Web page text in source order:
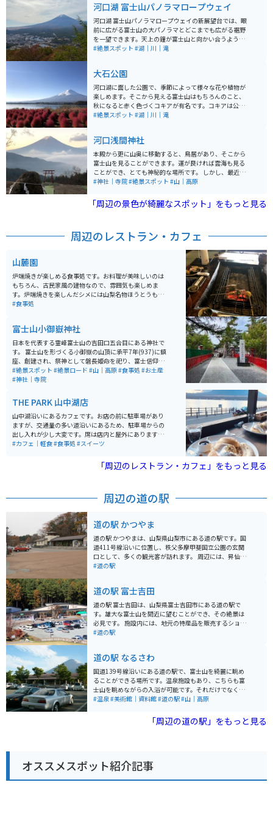
河口湖 富士山パノラマロープウェイ
河口湖 富士山パノラマロープウェイの新展望台では、眼
前に広がる富士山の大パノラマとどこまでも広がる裾野
を一望できます。天上の鐘が富士山と向かい合うように
設置されており、富士山のパワーを全身に感じながら鐘
#絶景スポット #湖｜川｜滝
大石公園
河口湖に面した公園で、季節によって様々な花や植物が
楽しめます。そこから見える富士山はもちろんのこと、
秋になると赤く色づくコキアが有名です。コキアは公園
入り口付近でも楽しめますが、おすすめスポットは入り
#絶景スポット #湖｜川｜滝
河口浅間神社
本殿から更に山奥に移動すると、鳥居があり、そこから
富士山を見ることができます。運が良ければ雲海も見る
ことができ、とても神秘的な場所です。 しかし、最近で
は人気の写真スポットになってしまったため、一眼レフ
ればならず、また撮影できる時間も決まっています。
#神社｜寺院#絶景スポット #山｜高原
「周辺の景色が綺麗なスポット」をもっと見る
周辺のレストラン・カフェ
山麓園
炉端焼きが楽しめる食事処です。お料理が美味しいのは
もちろん、古民家風の建物なので、雰囲気も楽しめま
す。炉端焼きを楽しんだシメには山梨名物ほうとうも提
供してくださるので、山梨グルメを存分に楽しむことが
#食事処
富士山小御嶽神社
日本を代表する霊峰富士山の吉田口五合目にある神社で
す。 富士山を形づくる小御嶽の山頂に承平7年(937)に鎮
座、創建され、祭神として磐長姫命を祀り、富士信仰の
中心の大神として崇敬を集めてます。 景色はもちろん、
ドライブやツーリングの安全祈願にいかがでしょうか。
#絶景スポット #絶景ロード #山｜高原#食事処 #お土産
#神社｜寺院
THE PARK 山中湖店
山中湖沿いにあるカフェです。お店の前に駐車場があり
ますが、交通量の多い道沿いにあるため、駐車場からの
出し入れが少し大変です。席は店内と屋外にあります。
屋外席はヒーターがないので時期によっては少し寒いで
混雑していますが、リストに記名して順番を待つ方式な
ガーなどのフードメニューもあります。 近くには忍野八
しては最高です。
#カフェ｜軽食#食事処 #スイーツ
「周辺のレストラン・カフェ」をもっと見る
周辺の道の駅
道の駅 かつやま
道の駅 かつやまは、山梨県山梨市にある道の駅です。国
道411号線沿いに位置し、秩父多摩甲斐国立公園の玄関
口として、多くの観光客が訪れます。 周辺には、昇仙峡
や西沢渓谷といった景勝地があり、四季折々の美しい自
インの試飲も楽しめます。 道の駅には、地元産の新鮮な
野菜や果物を販売する農産物直売所や、山梨の名産品を
扱うお土産コーナーがあります。レストランでは、ほう
とうなどの郷土料理や、地元産の食材を使った料理を味
わうことができます。 バイクで訪れる場合、道の駅の駐
し、山間部のため、天候の変化に注意が必要です。 山梨
の名産品としては、ぶどう、桃、ワインの他に、ほうと
う、信玄餅、甲州印伝などが有名です。
#道の駅
道の駅 富士吉田
道の駅 富士吉田は、山梨県富士吉田市にある道の駅で
す。雄大な富士山を間近に望むことができ、その絶景は
必見です。 施設内には、地元の特産品を販売するショッ
プやレストランがあり、山梨の味覚を楽しむことができ
ーダードーム館が併設されており、富士山の歴史や文化
に触れることができます。 バイクで訪れる場合、道の駅
富士吉田は、富士山周辺のツーリングの拠点としても最
適です。広々とした駐車場があり、休憩スポットとして
も利用できます。富士山スカイラインや富士パノラマラ
の観光スポットも点在しており、観光の拠点としても最
#道の駅
道の駅 なるさわ
国道139号線沿いにある道の駅で、富士山を綺麗に眺め
ることができる場所です。温泉施設もあり、こちらも富
士山を眺めながらの入浴が可能です。それだけでなく、
富士山について学べる博物館、地元の特産品を購入でき
れた日の眺めが1番のオススメポイントです。
#温泉#美術館｜資料館#道の駅#山｜高原
「周辺の道の駅」をもっと見る
オススメスポット紹介記事